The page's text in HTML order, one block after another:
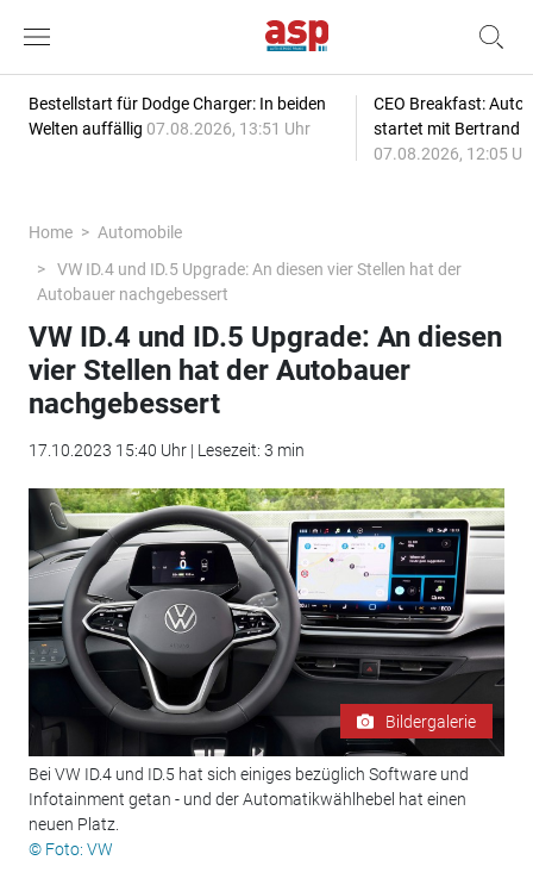
Bestellstart für Dodge Charger: In beiden
Welten auffällig 07.08.2026, 13:51 Uhr
CEO Breakfast:
startet mit Bertrand
07.08.2026, 12:05
Home
Automobile
VW ID.4 und ID.5 Upgrade: An diesen vier Stellen hat der
Autobauer nachgebessert
VW ID.4 und ID.5 Upgrade: An diesen
vier Stellen hat der Autobauer
nachgebessert
17.10.2023 15:40 Uhr | Lesezeit: 3 min
Bildergalerie
Bei VW ID.4 und ID.5 hat sich einiges bezüglich Software und
Infotainment getan - und der Automatikwählhebel hat einen
neuen Platz.
© Foto: VW